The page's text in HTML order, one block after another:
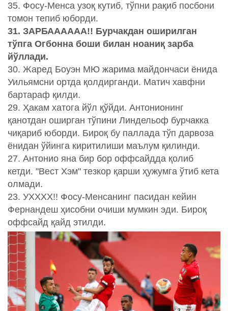
35. Фосу-Менса узоқ кутиб, тўпни рақиб посбони
томон тепиб юборди.
31. ЗАРБАААААА!! Бурчакдан оширилган
тўпга Огбонна боши билан ноаниқ зарба
йўллади.
30. Жаред Боуэн МЮ жарима майдончаси ёнида
Уильямсни ортда қолдирганди. Матич хавфни
бартараф қилди.
29. Ҳакам хатога йўл қўйди. Антонионинг
қанотдан оширган тўпини Линдельоф бурчакка
чиқариб юборди. Бироқ бу паллада тўп дарвоза
ёнидан ўйинга киритилиши маълум қилинди.
27. Антонио яна бир бор оффсайдда қолиб
кетди. "Вест Хэм" тезкор қарши ҳужумга ўтиб кета
олмади.
23. УХХХХ!! Фосу-Менсанинг пасидан кейин
Фернандеш ҳисобни очиши мумкин эди. Бироқ
оффсайд қайд этилди.